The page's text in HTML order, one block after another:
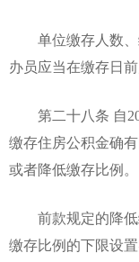
单位缴存人数、
办员应当在缴存日
第二十八条 自
缴存住房公积金确
或者降低缴存比例。
前款规定的降低
缴存比例的下限设